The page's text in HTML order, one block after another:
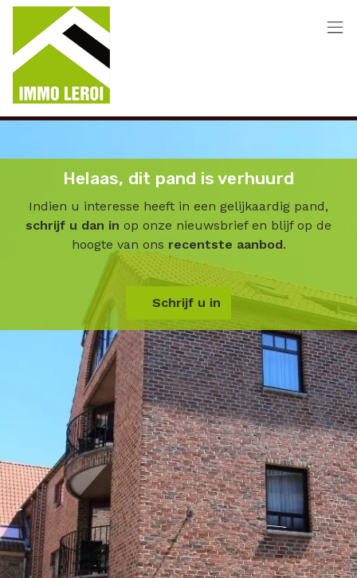
Menu overslaan en naar de inhoud gaan
Helaas, dit pand is verhuurd
Indien u interesse heeft in een gelijkaardig pand,
schrijf u dan in op onze nieuwsbrief en blijf op de
hoogte van ons recentste aanbod.
Schrijf u in